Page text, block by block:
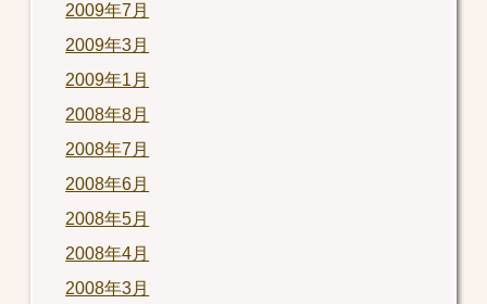
2009年7月
2009年3月
2009年1月
2008年8月
2008年7月
2008年6月
2008年5月
2008年4月
2008年3月